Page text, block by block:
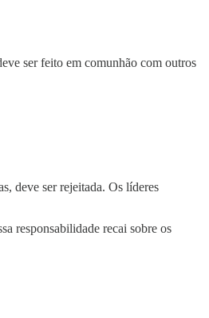
ser feito em comunhão com outros
deve ser rejeitada. Os líderes
responsabilidade recai sobre os